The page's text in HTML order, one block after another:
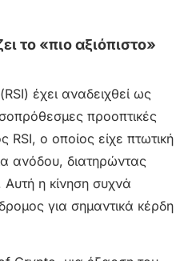
το «πιο αξιόπιστο»
έχει αναδειχθεί ως
προοπτικές
RSI, ο οποίος είχε πτωτική
ανόδου, διατηρώντας
η κίνηση συχνά
για σημαντικά κέρδη